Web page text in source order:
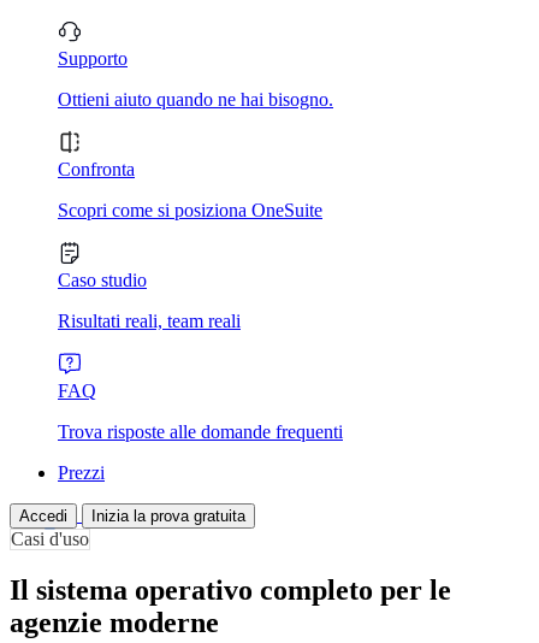
Supporto
Ottieni aiuto quando ne hai bisogno.
Confronta
Scopri come si posiziona OneSuite
Caso studio
Risultati reali, team reali
FAQ
Trova risposte alle domande frequenti
Prezzi
Accedi Inizia la prova gratuita
Casi d'uso
Il sistema operativo completo per le
agenzie moderne